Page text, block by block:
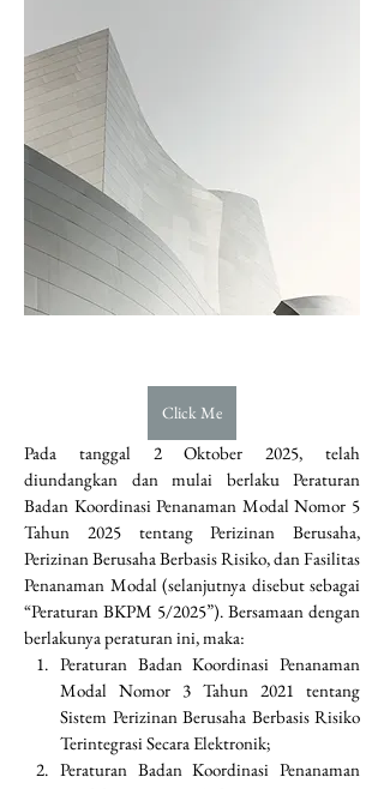
Click Me
Pada tanggal 2 Oktober 2025, telah
diundangkan dan mulai berlaku Peraturan
Badan Koordinasi Penanaman Modal Nomor 5
Tahun 2025 tentang Perizinan Berusaha,
Perizinan Berusaha Berbasis Risiko, dan Fasilitas
Penanaman Modal (selanjutnya disebut sebagai
“Peraturan BKPM 5/2025”). Bersamaan dengan
berlakunya peraturan ini, maka:
Peraturan Badan Koordinasi Penanaman
Modal Nomor 3 Tahun 2021 tentang
Sistem Perizinan Berusaha Berbasis Risiko
Terintegrasi Secara Elektronik;
Peraturan Badan Koordinasi Penanaman